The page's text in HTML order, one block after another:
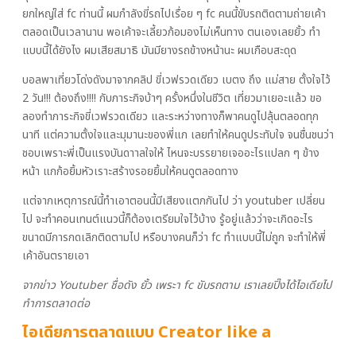
ยกใหญ่ใส่ fc ท่านนี้ ผมกำลังขี่รถไปเรื่อย ๆ fc คนนี้ขับรถติดตามถ่ายเค้า
ตลอดเป็นเวลานาน พอเค้าจะเลี้ยวก้อมองไม่เห็นทาง ตนเองเลยยั้ว ทำ
แบบนี้ได้ยังไง ผมเสียสมาธิ มันมียางรถข้างหน้านะ ผมเกือบสะดุด
บอลพาเที่ยวโด่งดังมาจากคลิป ขี่เวฟรวดเดียว เบตง ถึง แม่สาย ตั้งใจไว้
2 วัน!!! ต้องถึง!!!! กับภาระกิจบ้าๆ ครั้งหนึ่งในชีวิต เที่ยวมาเยอะแล้ว ขอ
ลองทำภาระกิจขี่เวฟรวดเดียว และระหว่างทางก็พาคนดูไปลุ้นตลอดทุก
นาที แต่ความตั้งใจและมุมานะของพี่แก เลยทำให้คนดูประทับใจ จนชื่นชนว่า
ชอบเพราะพี่เป็นแรงบันดาาลใจให้ ไหนจะบรรยายเจออะไรแปลก ๆ ข้าง
หน้า แกก้อยิ้มหัวเราะสร้างรอยยิ้มให้คนดูตลอดทาง
แต่จากเหตุการณ์นี้ทำเอาตอนนี้มีเสียงแตกกันไป ว่า youtuber เปลี่ยน
ไป จะทำคอนเทนต์แนวนี้ก็ต้องเตรียมใจไว้บ้าง รู้อยู่แล้วว่าจะเกิดอะไร
ขนาดมีการกดเลิกติดตามไป หรือบางคนก็ว่า fc ทำแบบนี้ไม่ถูก จะทำให้พี่
เค้าอันตรายเอา
จากข่าว Youtuber ชื่อดัง ยั้ว เพระา fc ขับรถตาม เราเลยปิ๊งได้ไอเดียไป
ทำการตลาดต่อ
ไอเดียการตลาดแบบ Creator like a